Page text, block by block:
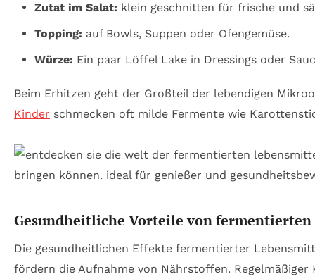
Zutat im Salat: klein geschnitten für frische und
Topping: auf Bowls, Suppen oder Ofengemüse.
Würze: Ein paar Löffel Lake in Dressings oder
Beim Erhitzen geht der Großteil der lebendigen
Kinder schmecken oft milde Fermente wie
Gesundheitliche Vorteile von
Die gesundheitlichen Effekte fermentierter
fördern die Aufnahme von Nährstoffen.